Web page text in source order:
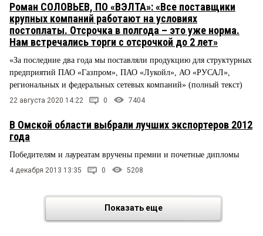
Роман СОЛОВЬЕВ, ПО «ВЭЛТА»: «Все поставщики
крупных компаний работают на условиях
постоплаты. Отсрочка в полгода – это уже норма.
Нам встречались торги с отсрочкой до 2 лет»
«За последние два года мы поставляли продукцию для структурных
предприятий ПАО «Газпром», ПАО «Лукойл», АО «РУСАЛ»,
региональных и федеральных сетевых компаний» (полный текст)
22 августа 2020 14:22 0 7404
В Омской области выбрали лучших экспортеров 2012
года
Победителям и лауреатам вручены премии и почетные дипломы
4 декабря 2013 13:35 0 5208
Показать еще